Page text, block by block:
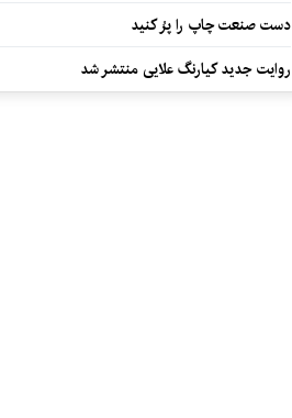
دست صنعت چاپ را پرُ کنید
روایت جدید کیارنگ علایی منتشر شد